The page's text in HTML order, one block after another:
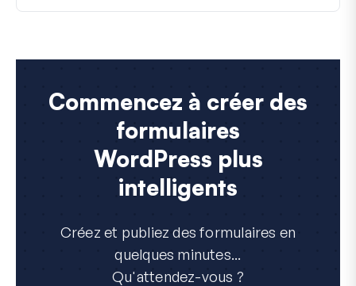
Commencez à créer des
formulaires
WordPress plus
intelligents
Créez et publiez des formulaires en
quelques minutes...
Qu'attendez-vous ?